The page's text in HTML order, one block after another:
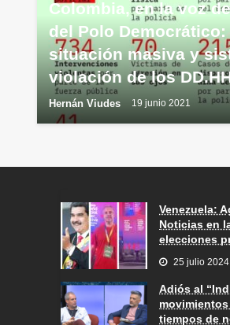
Colombia, en la voz
del Polo Democrático:
situación masiva y
violación de los
Hernán Viudes 19 junio 2021
Venezuela:
Noticias en
elecciones
25 julio 2024
Adiós al
tiempos de